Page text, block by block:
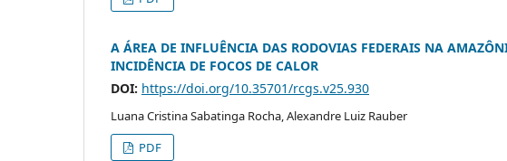
A ÁREA DE INFLUÊNCIA DAS RODOVIAS FEDERAIS NA
INCIDÊNCIA DE FOCOS DE CALOR
DOI: https://doi.org/10.35701/rcgs.v25.930
Luana Cristina Sabatinga Rocha, Alexandre Luiz Rauber
PDF